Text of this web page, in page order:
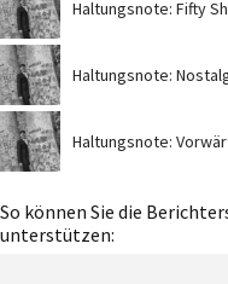
Haltungsnote: Fifty
Haltungsnote:
Haltungsnote:
So können Sie die
unterstützen: